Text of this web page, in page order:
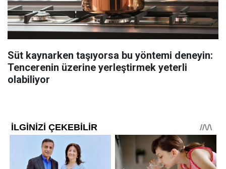
Süt kaynarken taşıyorsa bu yöntemi deneyin:
Tencerenin üzerine yerleştirmek yeterli
olabiliyor